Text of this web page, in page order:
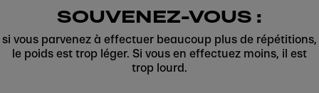
SOUVENEZ-VOUS :
si vous parvenez à effectuer beaucoup plus de répétitions,
le poids est trop léger. Si vous en effectuez moins, il est
trop lourd.